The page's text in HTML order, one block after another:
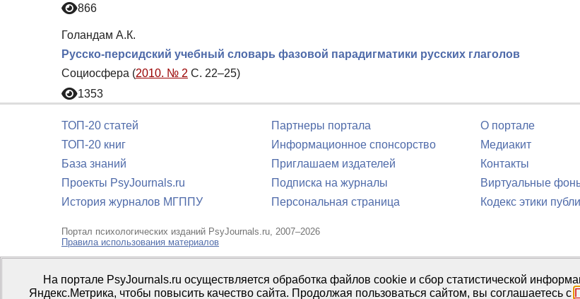
866
Голандам А.К.
Русско-персидский учебный словарь фазовой парадигматики русских глаголов
Социосфера (2010. № 2 С. 22–25)
1353
ТОП-20 статей
ТОП-20 книг
База знаний
Проекты PsyJournals.ru
История журналов МГППУ
Партнеры портала
Информационное спонсорство
Приглашаем издателей
Подписка на журналы
Персональная страница
О портале
Медиакит
Контакты
Виртуальные
Кодекс этики
Портал психологических изданий PsyJournals.ru, 2007–2026
Правила использования материалов
Свидетельство регистрации СМИЭл № ФС77-66447 от 14 июля 2016 г.
Издатель:ФГБОУ ВО МГППУ
На портале PsyJournals.ru осуществляется обработка файлов cookie и сбор статистической
Яндекс.Метрика, чтобы повысить качество сайта. Продолжая пользоваться сайтом, вы соглашаетесь с